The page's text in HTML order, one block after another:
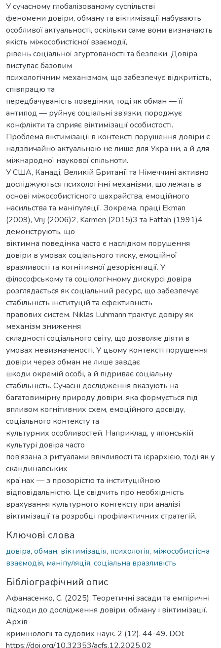
У сучасному глобалізованому суспільстві
феномени довіри, обману та віктимізації набувають
особливої актуальності, оскільки саме вони визначають
якість міжособистісної взаємодії,
рівень соціальної згуртованості та безпеки. Довіра
виступає базовим
психологічним механізмом, що забезпечує відкритість,
співпрацю та
передбачуваність поведінки, тоді як обман — її
антипод — руйнує соціальні зв’язки, породжує
конфлікти та сприяє віктимізації особистості.
Проблема віктимізації в контексті порушення довіри є
надзвичайно актуальною не лише для України, а й для
міжнародної наукової спільноти.
У США, Канаді, Великій Британії та Німеччині активно
досліджуються психологічні механізми, що лежать в
основі міжособистісного шахрайства, емоційного
насильства та маніпуляції. Зокрема, праці Ekman
(2009), Vrij (2006)2, Karmen (2015)3 та Fattah (1991)4
демонструють, що
віктимна поведінка часто є наслідком порушення
довіри в умовах соціального тиску, емоційної
вразливості та когнітивної дезорієнтації. У
філософському та соціологічному дискурсі довіра
розглядається як соціальний ресурс, що забезпечує
стабільність інституцій та ефективність
правових систем. Niklas Luhmann трактує довіру як
механізм зниження
складності соціального світу, що дозволяє діяти в
умовах невизначеності. У цьому контексті порушення
довіри через обман не лише завдає
шкоди окремій особі, а й підриває соціальну
стабільність. Сучасні дослідження вказують на
багатовимірну природу довіри, яка формується під
впливом когнітивних схем, емоційного досвіду,
соціального контексту та
культурних особливостей. Наприклад, у японській
культурі довіра часто
пов’язана з ритуалами ввічливості та ієрархією, тоді як у
скандинавських
країнах — з прозорістю та інституційною
відповідальністю. Це свідчить про необхідність
врахування культурного контексту при аналізі
віктимізації та розробці профілактичних стратегій.
Ключові слова
довіра, обман, віктимізація, психологія, міжособистісна
взаємодія, маніпуляція, соціальна вразливість
Бібліографічний опис
Афанасенко, C. (2025). Теоретичні засади та емпіричні
підходи до дослідження довіри, обману і віктимізації.
Архів
кримінології та судових наук. 2 (12). 44-49. DOI:
https://doi.org/10.32353/acfs.12.2025.02